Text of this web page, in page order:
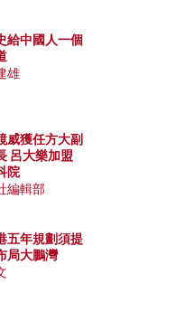
給中國人一個
雄
威獲任方大副
呂大樂加盟
院
編輯部
五年規劃須提
局大鵬灣